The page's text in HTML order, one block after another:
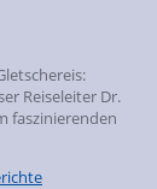
Reiseleiter Dr.
faszinierenden